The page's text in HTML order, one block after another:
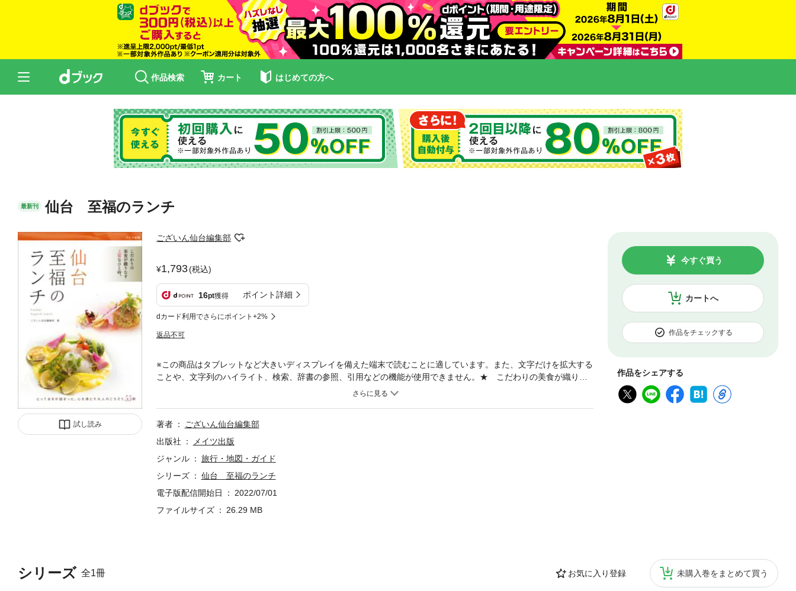
作品検索 カート はじめての方へ
最新刊 仙台 至福のランチ
試し読み
ございん仙台編集部
1,793(税込)
16pt獲得 ポイント詳細
dカード利用でさらにポイント+2%
返品不可
カートへ
今すぐ買う
作品をチェックする
作品をシェアする
シリーズ 全1冊 お気に入り登録 未購入巻をまとめて買う
※この商品はタブレットなど大きいディスプレイを備えた端末で読むことに適しています。また、文字だけを拡大する
ことや、文字列のハイライト、検索、辞書の参照、引用などの機能が使用できません。★ こだわりの美食が織りな
す、上質なひと時。★ とっておきが詰まった、心を満たす大人のごちそう５５軒をご紹介！！★ 納得の美食をセ
書について ◆◇◆本書では、仙台市街地を中心に、あらゆる意味での「上等なランチ」をご紹介しています。本格的
な料理がランチだからこそ手軽に味わえるお店、贅沢な雰囲気の中でリーズナブルな料理が楽しめるお店、また、周
きを、ゆっくりと心地よく楽しめる名店ばかりです。日替わりや週替わりのランチに力を入れているところも多いの
で、何度も足を運びたくなるお気に入りのお店が、きっと見つかると思います。◆◇◆ 主な目次 ◆◇◆＊ おか星
＊ Ｂｉｓｔｒｏ Ｂｏｅｕｆ ｄ‘ｏｒ＊ Ｃｕｉｓｉｎｅ Ｆｒａｎｃａｉｓｅ ＨＩＲＯ☆ カジュアルスタイ
テルランチ＊ ＴＲＡＴＴＯＲＩＡ ＣＵＣＩＮＡ Ｌ’ＯＲＡＮＧＥＲＩＥ＊ 日本料理・鉄板焼 はや瀬※ 本書
著者
ございん仙台編集部
出版社
メイツ出版
ジャンル
旅行・地図・ガイド
シリーズ
仙台 至福のランチ
電子版配信開始日
2022/07/01
ファイルサイズ
26.29 MB